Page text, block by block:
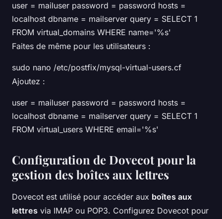
user = mailuser password = password hosts =
localhost dbname = mailserver query = SELECT 1
FROM virtual_domains WHERE name='%s'
Faites de même pour les utilisateurs :
sudo nano /etc/postfix/mysql-virtual-users.cf
Ajoutez :
user = mailuser password = password hosts =
localhost dbname = mailserver query = SELECT 1
FROM virtual_users WHERE email='%s'
Configuration de Dovecot pour la
gestion des boîtes aux lettres
Dovecot est utilisé pour accéder aux boîtes aux
lettres via IMAP ou POP3. Configurez Dovecot pour